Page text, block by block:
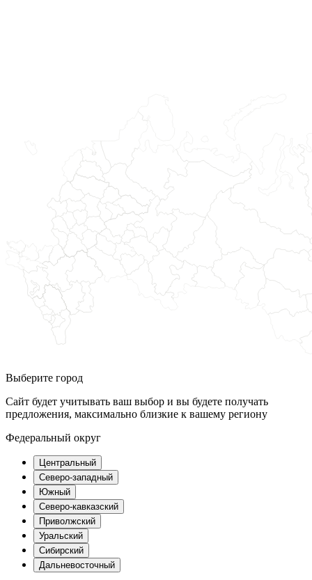
Выберите город
Сайт будет учитывать ваш выбор и вы будете получать
предложения, максимально близкие к вашему региону
Федеральный округ
Центральный
Северо-западный
Южный
Северо-кавказский
Приволжский
Уральский
Сибирский
Дальневосточный